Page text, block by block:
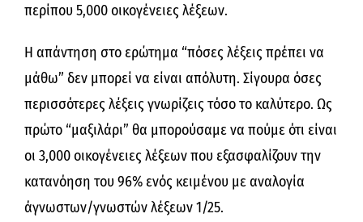
περίπου 5,000 οικογένειες λέξεων.
Η απάντηση στο ερώτημα “πόσες λέξεις πρέπει να
μάθω” δεν μπορεί να είναι απόλυτη. Σίγουρα όσες
περισσότερες λέξεις γνωρίζεις τόσο το καλύτερο. Ως
πρώτο “μαξιλάρι” θα μπορούσαμε να πούμε ότι είναι
οι 3,000 οικογένειες λέξεων που εξασφαλίζουν την
κατανόηση του 96% ενός κειμένου με αναλογία
άγνωστων/γνωστών λέξεων 1/25.